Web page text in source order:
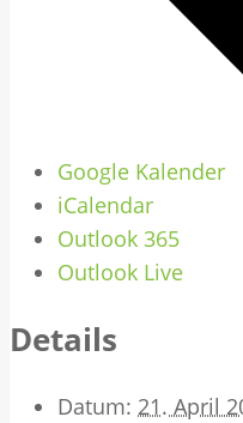
Google Kalender
iCalendar
Outlook 365
Outlook Live
Details
Datum: 21. April